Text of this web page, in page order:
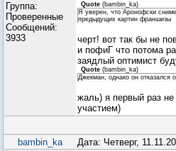
Группа:
Проверенные
Сообщений:
3933
Quote (bambin_ka)
Я уверен, что Аронофски
предыдущих картин франшизы
черт! вот так бы не
и пофиГ что потома
заядлый оптимист
Quote (bambin_ka)
Джекман, однако он отказался
жаль) я первый раз
участием)
bambin_ka Дата: Четверг,